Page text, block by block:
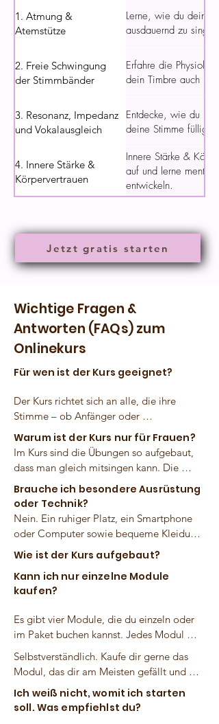
1. Atmung &
Atemstütze
Lerne, wie du
ausdauernd zu singen.
2. Freie Schwingung
der Stimmbänder
Erfahre die
dein Timbre auch in
3. Resonanz, Impedanz
und Vokalausgleich
Entdecke, wie du
deine Stimme fülliger
4. Innere Stärke &
Körpervertrauen
Innere Stärke &
auf und lerne
entwickeln.
Jetzt gratis starten
Wichtige Fragen &
Antworten (FAQs) zum
Onlinekurs
Für wen ist der Kurs geeignet?
Der Kurs richtet sich an alle, die ihre
Stimme – ob Anfänger oder
Fortgeschrittene – gesund, kraftvoll und
mit Freude entwickeln möchten.
Vorerfahrung ist nicht nötig; die Übungen
wirken auch ohne musikalisches
Vorwissen.
Warum ist der Kurs nur für Frauen?
Im Kurs sind die Übungen so aufgebaut,
dass man gleich mitsingen kann. Die
Tonlagen sind aktuell so ausgewählt, dass
er für Frauen ideal ist (in allen 3 Tonlagen
- Alt, Mezzo und Sopran). Wenn sich
ausreichend viele Männer melden, wird
der Kurs gerne in Zukunft um ihre Tonlage
erweitert.
Brauche ich besondere Ausrüstung
oder Technik?
Nein. Ein ruhiger Platz, ein Smartphone
oder Computer sowie bequeme Kleidung
genügen. Ein Spiegel oder eine
Tonaufnahme-App wird gelegentlich
empfohlen, um dein Körper- und
Stimmgefühl noch klarer wahrzunehmen.
Wie ist der Kurs aufgebaut?
Kann ich nur einzelne Module
kaufen?
Es gibt vier Module, die du einzeln oder
im Paket buchen kannst. Jedes Modul
enthält Video-Lektionen mit Körperarbeit,
mentalem Training und
stimmwissenschaftlichem Know-how. Du
kannst alle Inhalte beliebig oft
wiederholen – dein Fortschritt entsteht
Selbstverständlich. Kaufe dir gerne das
Modul, das dir am Meisten gefällt und
füge die anderen später hinzu.
Selbstverständlich empfehlen wir das
Gesamtpaket zu kaufen, weil gerade das
Ich weiß nicht, womit ich starten
soll. Was empfiehlst du?